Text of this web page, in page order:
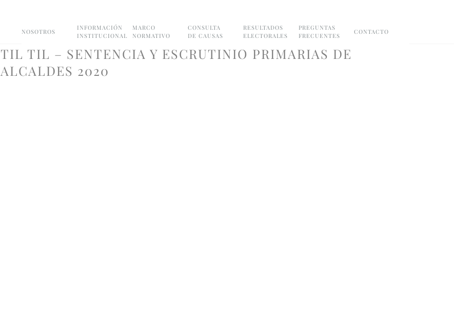
NOSOTROS
INFORMACIÓN
INSTITUCIONAL
MARCO
NORMATIVO
CONSULTA
DE CAUSAS
RESULTADOS
ELECTORALES
PREGUNTAS
FRECUENTES
CONTACTO
TIL TIL – SENTENCIA Y ESCRUTINIO PRIMARIAS DE
ALCALDES 2020